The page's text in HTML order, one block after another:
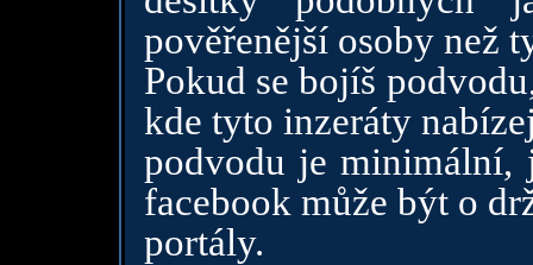
pověřenější osoby než
Pokud se bojíš
kde tyto inzeráty
podvodu je minimální,
facebook může být o
portály.